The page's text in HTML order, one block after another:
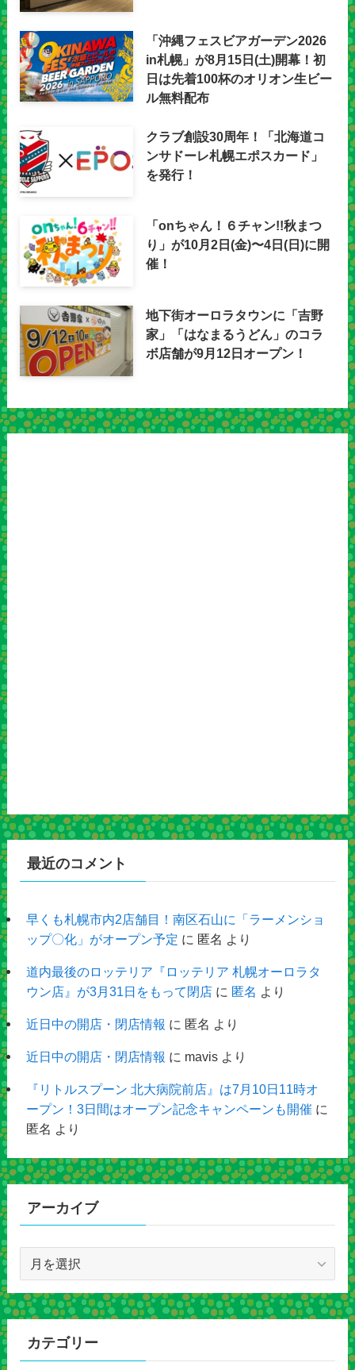
「沖縄フェスビアガーデン2026
in札幌」が8月15日(土)開幕！初
日は先着100杯のオリオン生ビー
ル無料配布
クラブ創設30周年！「北海道コ
ンサドーレ札幌エポスカード」
を発行！
「onちゃん！６チャン!!秋まつ
り」が10月2日(金)〜4日(日)に開
催！
地下街オーロラタウンに「吉野
家」「はなまるうどん」のコラ
ボ店舗が9月12日オープン！
最近のコメント
早くも札幌市内2店舗目！南区石山に「ラーメンショ
ップ〇化」がオープン予定 に 匿名 より
道内最後のロッテリア『ロッテリア 札幌オーロラタ
ウン店』が3月31日をもって閉店に 匿名 より
近日中の開店・閉店情報 に 匿名 より
近日中の開店・閉店情報 に mavisより
『リトルスプーン 北大病院前店』は7月10日11時オ
ープン！3日間はオープン記念キャンペーンも開催 に
匿名 より
アーカイブ
カ
イ
カテゴリー